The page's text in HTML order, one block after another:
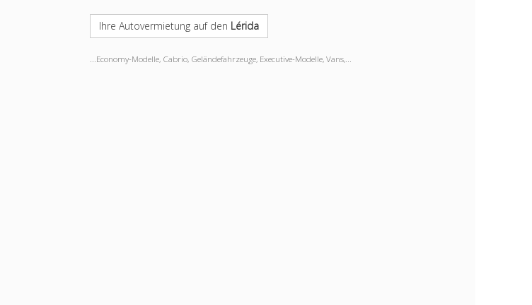
Ihre Autovermietung auf den Lérida
...Economy-Modelle, Cabrio, Geländefahrzeuge, Executive-Modelle, Vans,...